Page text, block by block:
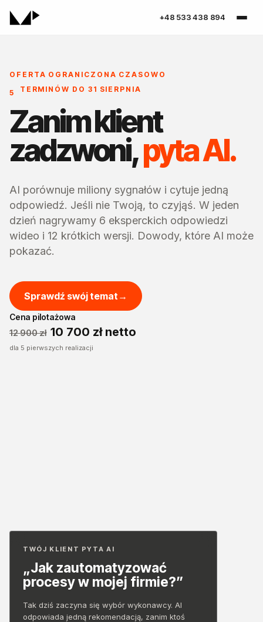
+48 533 438 894
OFERTA OGRANICZONA CZASOWO
5 TERMINÓW DO 31 SIERPNIA
Zanim klient
zadzwoni,pyta AI.
AI porównuje miliony sygnałów i cytuje jedną
odpowiedź. Jeśli nie Twoją, to czyjąś. W jeden
dzień nagrywamy 6 eksperckich odpowiedzi
wideo i 12 krótkich wersji. Dowody, które AI może
pokazać.
Sprawdź swój temat →
Cena pilotażowa
12 900 zł 10 700 zł netto
dla 5 pierwszych realizacji
TWÓJ KLIENT PYTA AI
„Jak zautomatyzować
procesy w mojej firmie?”
Tak dziś zaczyna się wybór wykonawcy. AI
odpowiada jedną rekomendacją, zanim ktoś